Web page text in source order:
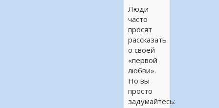
Люди
часто
просят
рассказать
о своей
«первой
любви».
Но вы
просто
задумайтесь: